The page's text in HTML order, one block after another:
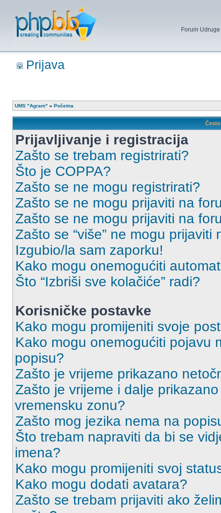
Forum
Prijava
UMS "Agram" » Početna
Prijavljivanje i registracija
Zašto se trebam registrirati?
Što je COPPA?
Zašto se ne mogu registrirati?
Zašto se ne mogu prijaviti na
Zašto se ne mogu prijaviti na
Zašto se “više” ne mogu prijaviti
Izgubio/la sam zaporku!
Kako mogu onemogućiti
Što “Izbriši sve kolačiće” radi?
Korisničke postavke
Kako mogu promijeniti svoje
Kako mogu onemogućiti pojavu
popisu?
Zašto je vrijeme prikazano
Zašto je vrijeme i dalje
vremensku zonu?
Zašto mog jezika nema na
Što trebam napraviti da bi se
imena?
Kako mogu promijeniti svoj
Kako mogu dodati avatara?
Zašto se trebam prijaviti ako